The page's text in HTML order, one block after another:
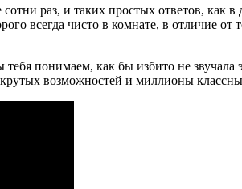
раз, и таких простых ответов, как
всегда чисто в комнате, в отличие от
понимаем, как бы избито не
возможностей и миллионы